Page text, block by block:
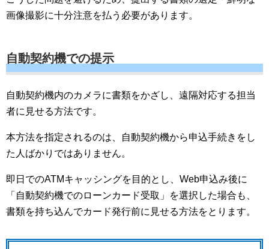
画像撮影に十分注意を払う必要があります。
自動契約機での提示
自動契約機内のカメラに書類をかざし、遠隔対応する担当
者に見せる方法です。
本方法を指定されるのは、自動契約機から申込手続きをし
た人ばかりではありません。
即日でのATMキャッシングを目的とし、Web申込み後に
「自動契約機でのローンカード受取」を選択した場合も、
書類を持ち込んでカード発行前に見せる方法をとります。